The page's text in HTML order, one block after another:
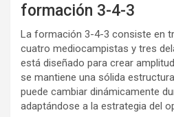
formación 3-4-3
La formación 3-4-3 consiste en
cuatro mediocampistas y tres
está diseñado para crear
se mantiene una sólida
puede cambiar dinámicamente
adaptándose a la estrategia del